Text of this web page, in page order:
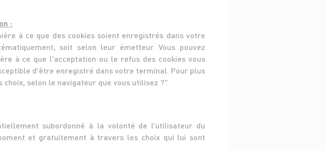
:
à ce que des cookies soient enregistrés dans votre
soit selon leur émetteur. Vous pouvez
à ce que l'acceptation ou le refus des cookies vous
d'être enregistré dans votre terminal. Pour plus
selon le navigateur que vous utilisez ?"
subordonné à la volonté de l’utilisateur du
et gratuitement à travers les choix qui lui sont